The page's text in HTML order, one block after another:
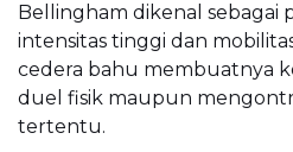
Bellingham dikenal sebagai
intensitas tinggi dan
cedera bahu membuatnya
duel fisik maupun
tertentu.